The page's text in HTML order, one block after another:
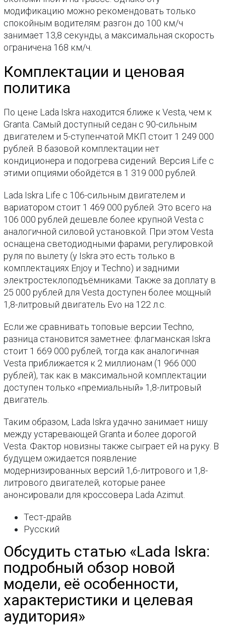
модификацию можно рекомендовать только
спокойным водителям: разгон до 100 км/ч
занимает 13,8 секунды, а максимальная скорость
ограничена 168 км/ч.
Комплектации и ценовая
политика
По цене Lada Iskra находится ближе к Vesta, чем к
Granta. Самый доступный седан с 90-сильным
двигателем и 5-ступенчатой МКП стоит 1 249 000
рублей. В базовой комплектации нет
кондиционера и подогрева сидений. Версия Life с
этими опциями обойдётся в 1 319 000 рублей.
Lada Iskra Life с 106-сильным двигателем и
вариатором стоит 1 469 000 рублей. Это всего на
106 000 рублей дешевле более крупной Vesta с
аналогичной силовой установкой. При этом Vesta
оснащена светодиодными фарами, регулировкой
руля по вылету (у Iskra это есть только в
комплектациях Enjoy и Techno) и задними
электростеклоподъёмниками. Также за доплату в
25 000 рублей для Vesta доступен более мощный
1,8-литровый двигатель Evo на 122 л.с.
Если же сравнивать топовые версии Techno,
разница становится заметнее: флагманская Iskra
стоит 1 669 000 рублей, тогда как аналогичная
Vesta приближается к 2 миллионам (1 966 000
рублей), так как в максимальной комплектации
доступен только «премиальный» 1,8-литровый
двигатель.
Таким образом, Lada Iskra удачно занимает нишу
между устаревающей Granta и более дорогой
Vesta. Фактор новизны также сыграет ей на руку. В
будущем ожидается появление
модернизированных версий 1,6-литрового и 1,8-
литрового двигателей, которые ранее
анонсировали для кроссовера Lada Azimut.
Тест-драйв
Русский
Обсудить статью «Lada Iskra:
подробный обзор новой
модели, её особенности,
характеристики и целевая
аудитория»